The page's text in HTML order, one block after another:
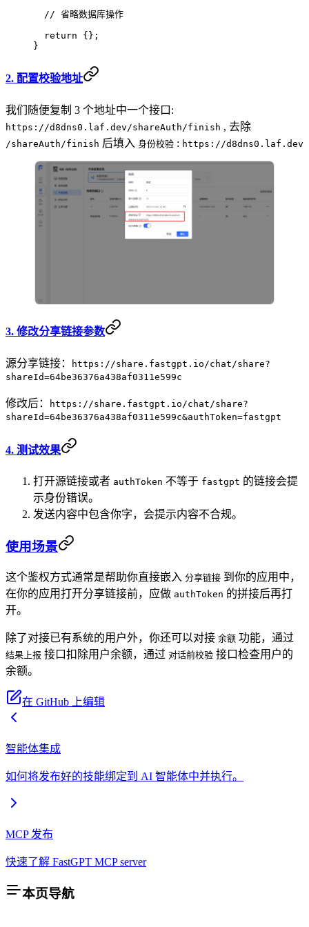
  // 省略数据库操作
  return
{};
}
2. 配置校验地址
我们随便复制 3 个地址中一个接口:
https://d8dns0.laf.dev/shareAuth/finish , 去除
/shareAuth/finish 后填入 身份校验 : https://d8dns0.laf.dev
3. 修改分享链接参数
源分享链接：
https://share.fastgpt.io/chat/share?
shareId=64be36376a438af0311e599c
修改后：
https://share.fastgpt.io/chat/share?
shareId=64be36376a438af0311e599c&authToken=fastgpt
4. 测试效果
打开源链接或者 authToken 不等于 fastgpt 的链接会提
示身份错误。
发送内容中包含你字，会提示内容不合规。
使用场景
这个鉴权方式通常是帮助你直接嵌入 分享链接 到你的应用中，
在你的应用打开分享链接前，应做 authToken 的拼接后再打
开。
除了对接已有系统的用户外，你还可以对接 余额 功能，通过
结果上报 接口扣除用户余额，通过 对话前校验 接口检查用户的
余额。
在 GitHub 上编辑
智能体集成
如何将发布好的技能绑定到 AI 智能体中并执行。
MCP 发布
快速了解 FastGPT MCP server
本页导航